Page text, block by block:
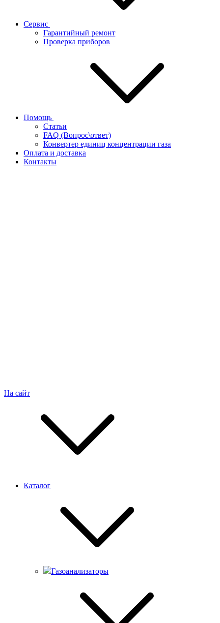
Сервис
Гарантийный ремонт
Проверка приборов
Помощь
Статьи
FAQ (Вопрос\ответ)
Конвертер единиц концентрации газа
Оплата и доставка
Контакты
На сайт
Каталог
Газоанализаторы